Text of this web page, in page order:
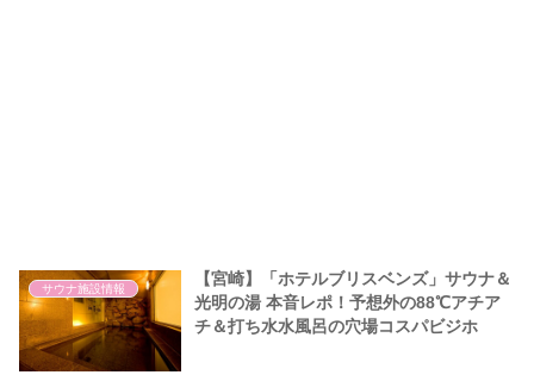
サウナ施設情報
【宮崎】「ホテルブリスベンズ」サウナ＆
光明の湯 本音レポ！予想外の88℃アチア
チ＆打ち水水風呂の穴場コスパビジホ